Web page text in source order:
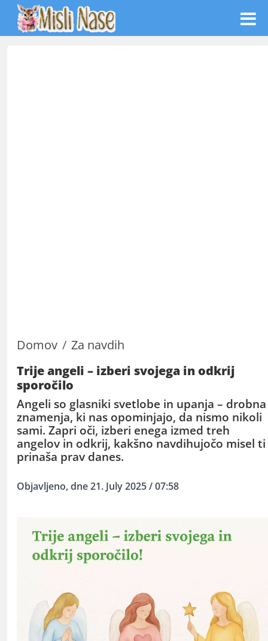
Domov
Za navdih
Trije angeli – izberi svojega in odkrij
sporočilo
Angeli so glasniki svetlobe in upanja – drobna
znamenja, ki nas opominjajo, da nismo nikoli
sami. Zapri oči, izberi enega izmed treh
angelov in odkrij, kakšno navdihujočo misel ti
prinaša prav danes.
Objavljeno, dne 21. July 2025 / 07:58